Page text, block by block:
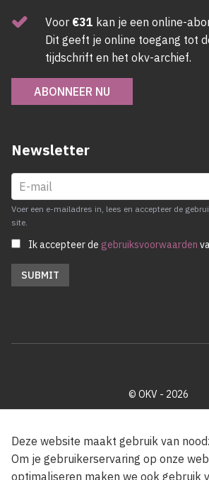
Voor €31 kan je een online-
Dit geeft je online toegang tot
tijdschrift en het okv-archief.
ABONNEER NU
Newsletter
Voer een e-mailadres in, lees en accepteer de
site.
Ik accepteer de gebruiksvoorwaarden
© OKV - 2026
Deze website maakt gebruik van
Om je gebruikerservaring op onze
optimaliseren maken we ook gebruik